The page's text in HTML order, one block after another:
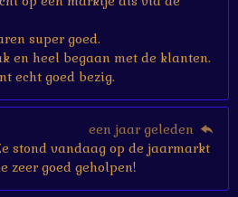
super goed.
en heel begaan met de klanten.
echt goed bezig.
een jaar geleden
stond vandaag op de jaarmarkt
zeer goed geholpen!